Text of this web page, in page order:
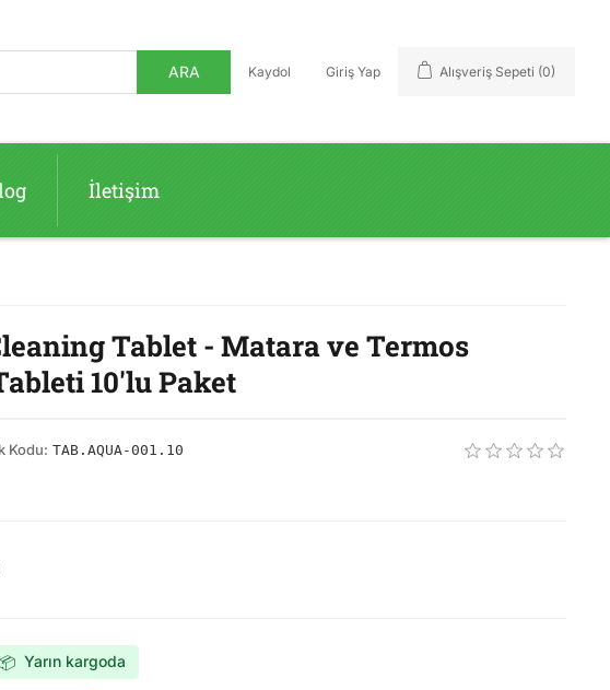
ARA Kaydol Giriş Yap Alışveriş Sepeti (0)
İletişim
Tablet - Matara ve Termos
10'lu Paket
Kodu: TAB.AQUA-001.10
📦 Yarın kargoda